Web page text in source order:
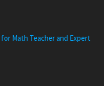
Math Teacher and Expert